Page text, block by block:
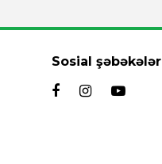
Sosial şəbəkələr